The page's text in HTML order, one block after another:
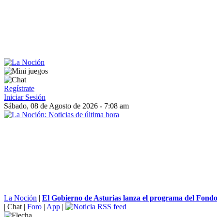
Regístrate
Iniciar Sesión
Sábado, 08 de Agosto de 2026 - 7:08 am
La Noción | El Gobierno de Asturias lanza el programa del
| Chat | Foro | App |